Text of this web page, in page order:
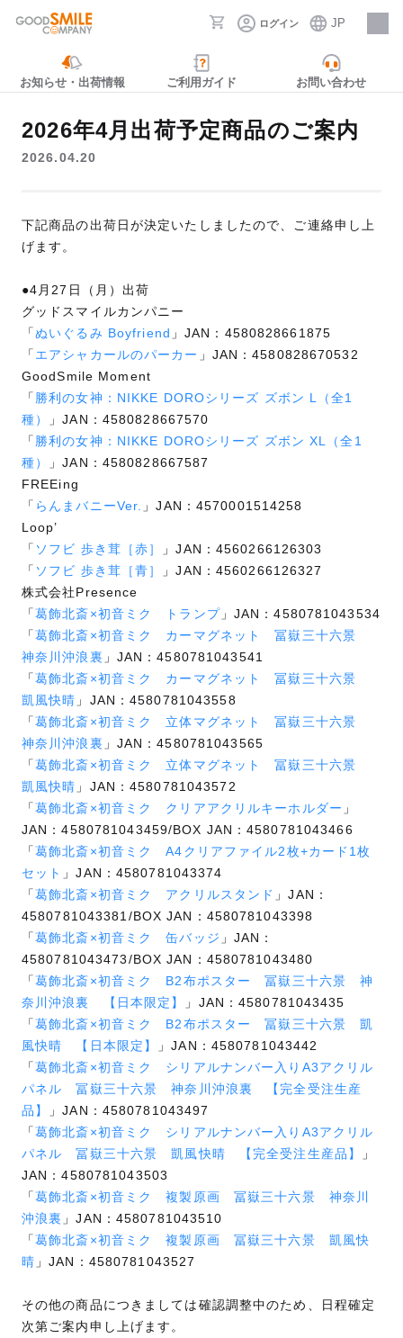
ログイン JP
採用情報
お知らせ・出荷情報 ご利用ガイド お問い合わせ
2026年4月出荷予定商品のご案内
2026.04.20
下記商品の出荷日が決定いたしましたので、ご連絡申し上
げます。
●4月27日（月）出荷
グッドスマイルカンパニー
「ぬいぐるみ Boyfriend 」JAN：4580828661875
「 エアシャカールのパーカー 」JAN：4580828670532
GoodSmile Moment
「 勝利の女神：NIKKE DOROシリーズ ズボン L（全1
種）
」JAN：4580828667570
「 勝利の女神：NIKKE DOROシリーズ ズボン XL（全1
種）
」JAN：4580828667587
FREEing
「 らんまバニーVer.
」JAN：4570001514258
Loop’
「 ソフビ 歩き茸［赤］
」JAN：4560266126303
「 ソフビ 歩き茸［青］
」JAN：4560266126327
株式会社Presence
「葛飾北斎×初音ミク トランプ」JAN：4580781043534
「葛飾北斎×初音ミク カーマグネット 冨嶽三十六景
神奈川沖浪裏 」JAN：4580781043541
「葛飾北斎×初音ミク カーマグネット 冨嶽三十六景
凱風快晴 」JAN：4580781043558
「葛飾北斎×初音ミク 立体マグネット 冨嶽三十六景
神奈川沖浪裏 」JAN：4580781043565
「葛飾北斎×初音ミク 立体マグネット 冨嶽三十六景
凱風快晴 」JAN：4580781043572
「葛飾北斎×初音ミク クリアアクリルキーホルダー 」
JAN：4580781043459/BOX JAN：4580781043466
「葛飾北斎×初音ミク A4クリアファイル2枚+カード1枚
セット 」JAN：4580781043374
「葛飾北斎×初音ミク アクリルスタンド 」JAN：
4580781043381/BOX JAN：4580781043398
「葛飾北斎×初音ミク 缶バッジ 」JAN：
4580781043473/BOX JAN：4580781043480
「葛飾北斎×初音ミク B2布ポスター 冨嶽三十六景 神
奈川沖浪裏 【日本限定】
」JAN：4580781043435
「葛飾北斎×初音ミク B2布ポスター 冨嶽三十六景 凱
風快晴 【日本限定】
」JAN：4580781043442
「葛飾北斎×初音ミク シリアルナンバー入りA3アクリル
パネル 冨嶽三十六景 神奈川沖浪裏 【完全受注生産
品】
」JAN：4580781043497
「葛飾北斎×初音ミク シリアルナンバー入りA3アクリル
パネル 冨嶽三十六景 凱風快晴 【完全受注生産品】
」
JAN：4580781043503
「葛飾北斎×初音ミク 複製原画 冨嶽三十六景 神奈川
沖浪裏 」JAN：4580781043510
「葛飾北斎×初音ミク 複製原画 冨嶽三十六景 凱風快
晴 」JAN：4580781043527
その他の商品につきましては確認調整中のため、日程確定
次第ご案内申し上げます。